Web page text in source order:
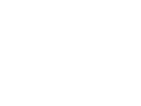
голова